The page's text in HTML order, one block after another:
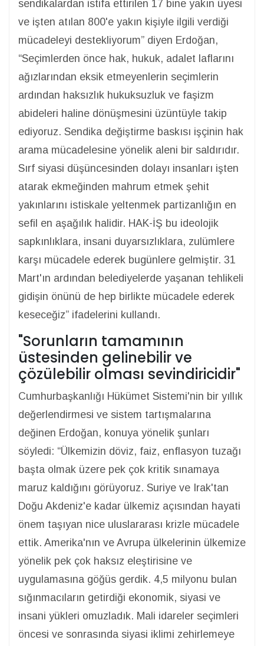
sendikalardan istifa ettirilen 17 bine yakın üyesi
ve işten atılan 800'e yakın kişiyle ilgili verdiği
mücadeleyi destekliyorum” diyen Erdoğan,
“Seçimlerden önce hak, hukuk, adalet laflarını
ağızlarından eksik etmeyenlerin seçimlerin
ardından haksızlık hukuksuzluk ve faşizm
abideleri haline dönüşmesini üzüntüyle takip
ediyoruz. Sendika değiştirme baskısı işçinin hak
arama mücadelesine yönelik aleni bir saldırıdır.
Sırf siyasi düşüncesinden dolayı insanları işten
atarak ekmeğinden mahrum etmek şehit
yakınlarını istiskale yeltenmek partizanlığın en
sefil en aşağılık halidir. HAK-İŞ bu ideolojik
sapkınlıklara, insani duyarsızlıklara, zulümlere
karşı mücadele ederek bugünlere gelmiştir. 31
Mart'ın ardından belediyelerde yaşanan tehlikeli
gidişin önünü de hep birlikte mücadele ederek
keseceğiz” ifadelerini kullandı.
"Sorunların tamamının
üstesinden gelinebilir ve
çözülebilir olması sevindiricidir"
Cumhurbaşkanlığı Hükümet Sistemi'nin bir yıllık
değerlendirmesi ve sistem tartışmalarına
değinen Erdoğan, konuya yönelik şunları
söyledi: “Ülkemizin döviz, faiz, enflasyon tuzağı
başta olmak üzere pek çok kritik sınamaya
maruz kaldığını görüyoruz. Suriye ve Irak'tan
Doğu Akdeniz'e kadar ülkemiz açısından hayati
önem taşıyan nice uluslararası krizle mücadele
ettik. Amerika'nın ve Avrupa ülkelerinin ülkemize
yönelik pek çok haksız eleştirisine ve
uygulamasına göğüs gerdik. 4,5 milyonu bulan
sığınmacıların getirdiği ekonomik, siyasi ve
insani yükleri omuzladık. Mali idareler seçimleri
öncesi ve sonrasında siyasi iklimi zehirlemeye